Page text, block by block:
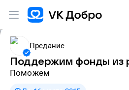
Предание
Поддержим фонды из
Поможем